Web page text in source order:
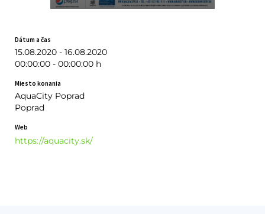
Dátum a čas
15.08.2020 - 16.08.2020
00:00:00 - 00:00:00 h
Miesto konania
AquaCity Poprad
Poprad
Web
https://aquacity.sk/